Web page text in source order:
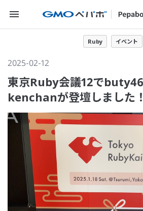
メニューを開く
Ruby イベント
2025-02-12
東京Ruby会議12で
kenchanが登壇しました！